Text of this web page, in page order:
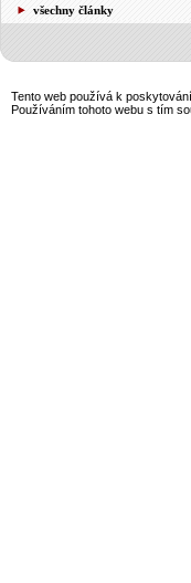
všechny články
Tento web používá k
Používáním tohoto webu s tím